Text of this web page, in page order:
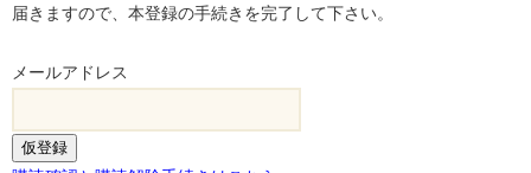
届きますので、本登録の手続きを完了して下さい。
メールアドレス